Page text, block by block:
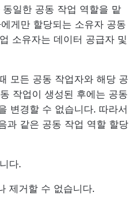
일한 공동 작업 역할을 맡
게만 할당되는 소유자 공동
소유자는 데이터 공급자 및
모든 공동 작업자와 해당 공
작업이 생성된 후에는 공동
변경할 수 없습니다. 따라서
과 같은 공동 작업 역할 할당
다.
제거할 수 없습니다.